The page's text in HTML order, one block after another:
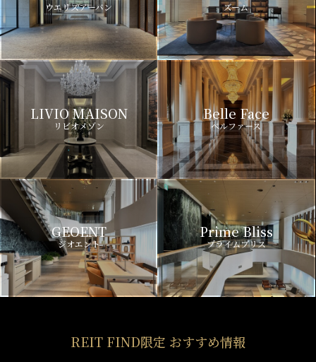
ウエリスアーバン ズーム
LIVIO MAISON
リビオメゾン
Belle Face
ベルファース
GEOENT
ジオエント
Prime Bliss
プライムブリス
REIT FIND限定 おすすめ情報